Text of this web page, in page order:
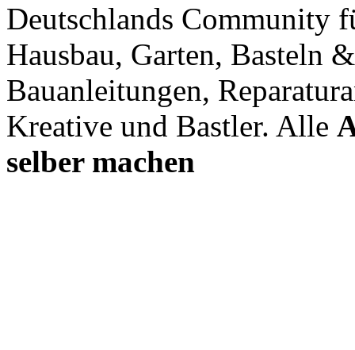
Deutschlands Community
Hausbau, Garten, Basteln
Bauanleitungen,
Kreative und Bastler. Alle
selber machen